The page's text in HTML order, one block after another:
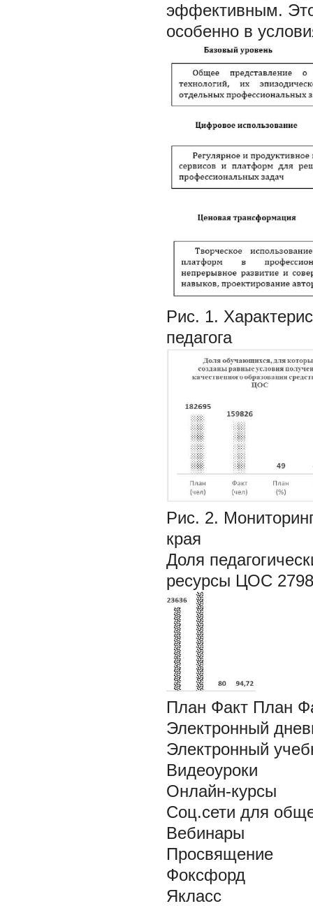
эффективным.
особенно в
Рис. 1.
педагога
Рис. 2.
края
Доля
ресурсы ЦОС
План Факт План
Электронный
Электронный
Видеоуроки
Онлайн-курсы
Соц.сети для
Вебинары
Просвящение
Фоксфорд
Якласс